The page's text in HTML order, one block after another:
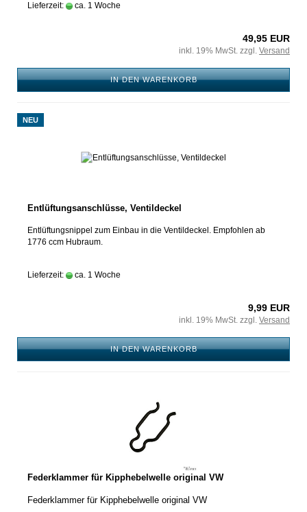
Lieferzeit: ca. 1 Woche
49,95 EUR
inkl. 19% MwSt. zzgl. Versand
IN DEN WARENKORB
NEU
Entlüftungsanschlüsse, Ventildeckel
Entlüftungsnippel zum Einbau in die Ventildeckel. Empfohlen ab
1776 ccm Hubraum.
Lieferzeit: ca. 1 Woche
9,99 EUR
inkl. 19% MwSt. zzgl. Versand
IN DEN WARENKORB
Federklammer für Kipphebelwelle original VW
Federklammer für Kipphebelwelle original VW